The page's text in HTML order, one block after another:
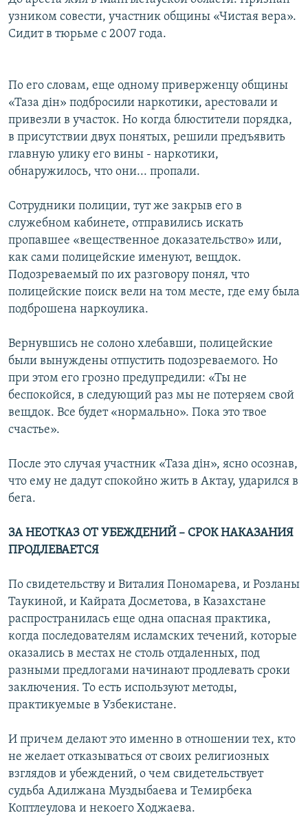
узником совести, участник общины «Чистая вера».
Сидит в тюрьме с 2007 года.
По его словам, еще одному приверженцу общины
«Таза дін» подбросили наркотики, арестовали и
привезли в участок. Но когда блюстители порядка,
в присутствии двух понятых, решили предъявить
главную улику его вины - наркотики,
обнаружилось, что они... пропали.
Сотрудники полиции, тут же закрыв его в
служебном кабинете, отправились искать
пропавшее «вещественное доказательство» или,
как сами полицейские именуют, вещдок.
Подозреваемый по их разговору понял, что
полицейские поиск вели на том месте, где ему была
подброшена наркоулика.
Вернувшись не солоно хлебавши, полицейские
были вынуждены отпустить подозреваемого. Но
при этом его грозно предупредили: «Ты не
беспокойся, в следующий раз мы не потеряем свой
вещдок. Все будет «нормально». Пока это твое
счастье».
После это случая участник «Таза дін», ясно осознав,
что ему не дадут спокойно жить в Актау, ударился в
бега.
ЗА НЕОТКАЗ ОТ УБЕЖДЕНИЙ – СРОК НАКАЗАНИЯ
ПРОДЛЕВАЕТСЯ
По свидетельству и Виталия Пономарева, и Розланы
Таукиной, и Кайрата Досметова, в Казахстане
распространилась еще одна опасная практика,
когда последователям исламских течений, которые
оказались в местах не столь отдаленных, под
разными предлогами начинают продлевать сроки
заключения. То есть используют методы,
практикуемые в Узбекистане.
И причем делают это именно в отношении тех, кто
не желает отказываться от своих религиозных
взглядов и убеждений, о чем свидетельствует
судьба Адилжана Муздыбаева и Темирбека
Коптлеулова и некоего Ходжаева.